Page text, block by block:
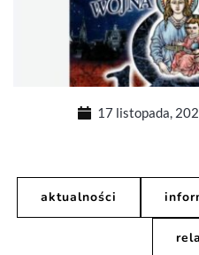
17 listopada,
aktualności